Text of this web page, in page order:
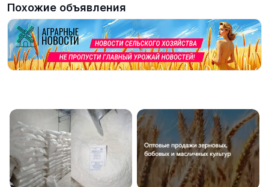
Похожие объявления